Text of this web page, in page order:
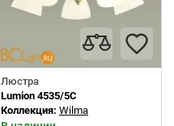
Люстра
Lumion 4535/5C
Коллекция: Wilma